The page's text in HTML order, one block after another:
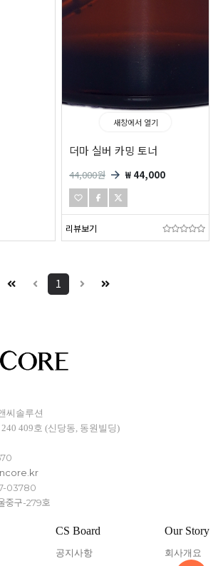
새창에서 열기
더마 실버 카밍 토너
44,000원 ₩ 44,000
리뷰보기
1
씨솔루션
409호 (신당동, 동원빌딩)
03780
중구-279호
CS Board
공지사항
Our Story
회사개요